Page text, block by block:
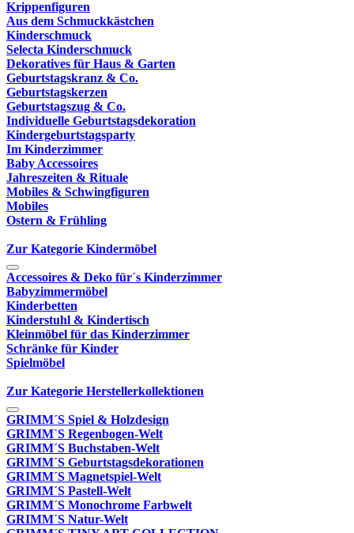
Krippenfiguren
Aus dem Schmuckkästchen
Kinderschmuck
Selecta Kinderschmuck
Dekoratives für Haus & Garten
Geburtstagskranz & Co.
Geburtstagskerzen
Geburtstagszug & Co.
Individuelle Geburtstagsdekoration
Kindergeburtstagsparty
Im Kinderzimmer
Baby Accessoires
Jahreszeiten & Rituale
Mobiles & Schwingfiguren
Mobiles
Ostern & Frühling
Zur Kategorie Kindermöbel
Accessoires & Deko für´s Kinderzimmer
Babyzimmermöbel
Kinderbetten
Kinderstuhl & Kindertisch
Kleinmöbel für das Kinderzimmer
Schränke für Kinder
Spielmöbel
Zur Kategorie Herstellerkollektionen
GRIMM´S Spiel & Holzdesign
GRIMM`S Regenbogen-Welt
GRIMM´S Buchstaben-Welt
GRIMM´S Geburtstagsdekorationen
GRIMM´S Magnetspiel-Welt
GRIMM´S Pastell-Welt
GRIMM´S Monochrome Farbwelt
GRIMM´S Natur-Welt